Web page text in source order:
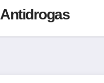
Antidrogas